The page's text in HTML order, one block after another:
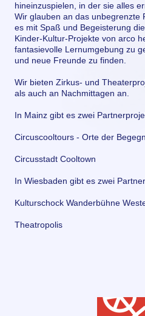
hineinzuspielen, in der sie alles
Wir glauben an das unbegrenzte
es mit Spaß und Begeisterung
Kinder-Kultur-Projekte von arco
fantasievolle Lernumgebung zu
und neue Freunde zu finden.
Wir bieten Zirkus- und
als auch an Nachmittagen an.
In Mainz gibt es zwei
Circuscooltours - Orte der
Circusstadt Cooltown
In Wiesbaden gibt es zwei
Kulturschock Wanderbühne
Theatropolis